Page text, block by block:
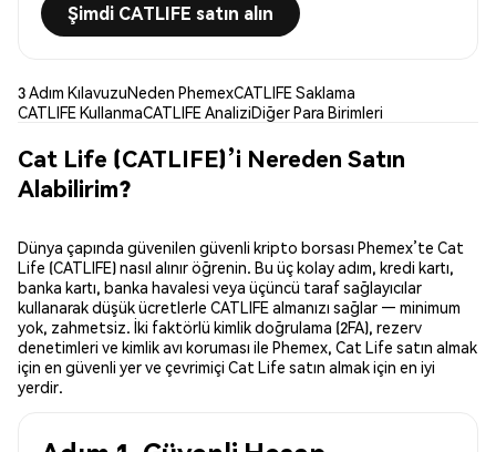
Şimdi CATLIFE satın alın
3 Adım KılavuzuNeden PhemexCATLIFE Saklama
CATLIFE KullanmaCATLIFE AnaliziDiğer Para Birimleri
Cat Life (CATLIFE)’i Nereden Satın
Alabilirim?
Dünya çapında güvenilen güvenli kripto borsası Phemex’te Cat
Life (CATLIFE) nasıl alınır öğrenin. Bu üç kolay adım, kredi kartı,
banka kartı, banka havalesi veya üçüncü taraf sağlayıcılar
kullanarak düşük ücretlerle CATLIFE almanızı sağlar — minimum
yok, zahmetsiz. İki faktörlü kimlik doğrulama (2FA), rezerv
denetimleri ve kimlik avı koruması ile Phemex, Cat Life satın almak
için en güvenli yer ve çevrimiçi Cat Life satın almak için en iyi
yerdir.